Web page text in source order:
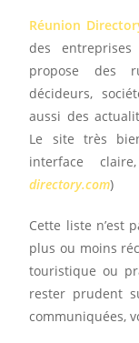
Réunion
des
propose des
décideurs,
aussi des
Le site très
interface
directory.com)
Cette liste n’est
plus ou moins
touristique ou
rester prudent
communiquées,